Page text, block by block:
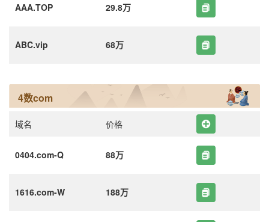
AAA.TOP 29.8万
ABC.vip 68万
4数com
域名 价格
0404.com-Q 88万
1616.com-W 188万